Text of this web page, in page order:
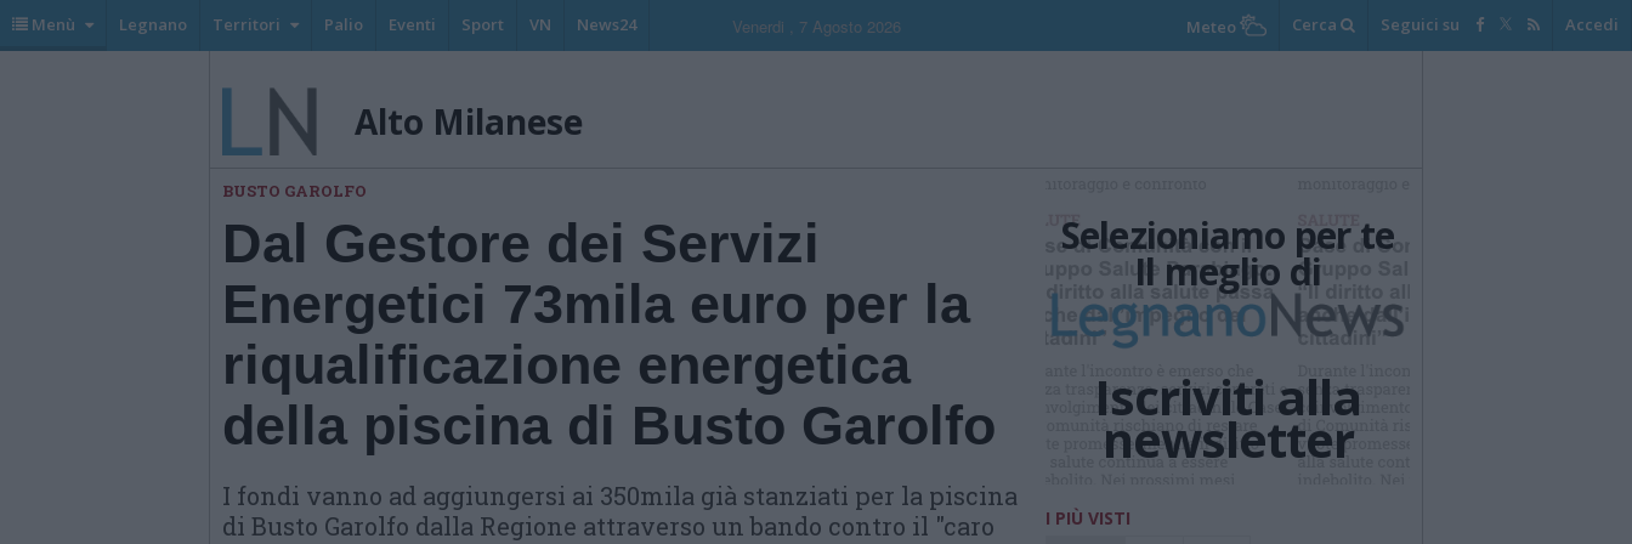
Menù Legnano Territori Palio Eventi Sport VN News24 Venerdi , 7 Agosto 2026 Meteo Cerca Seguici su Accedi
Alto Milanese
BUSTO GAROLFO
Dal Gestore dei Servizi
Energetici 73mila euro per la
riqualificazione energetica
della piscina di Busto Garolfo
I fondi vanno ad aggiungersi ai 350mila già stanziati per la piscina
di Busto Garolfo dalla Regione attraverso un bando contro il "caro
Selezioniamo per te
Il meglio di
Iscriviti alla
newsletter
I PIÙ VISTI